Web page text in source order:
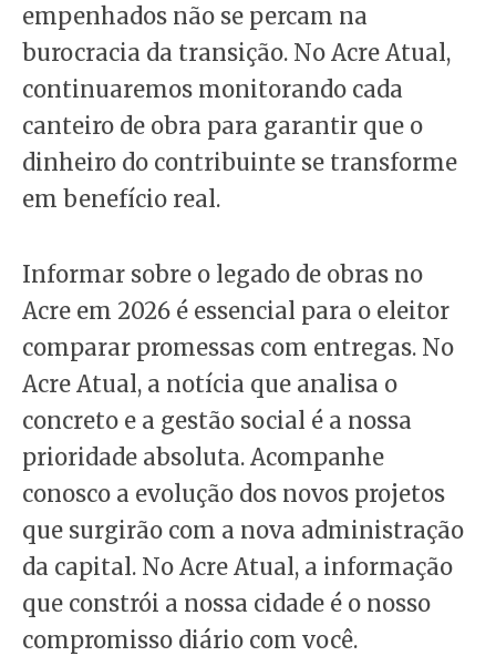
empenhados não se percam na
burocracia da transição. No Acre Atual,
continuaremos monitorando cada
canteiro de obra para garantir que o
dinheiro do contribuinte se transforme
em benefício real.
Informar sobre o legado de obras no
Acre em 2026 é essencial para o eleitor
comparar promessas com entregas. No
Acre Atual, a notícia que analisa o
concreto e a gestão social é a nossa
prioridade absoluta. Acompanhe
conosco a evolução dos novos projetos
que surgirão com a nova administração
da capital. No Acre Atual, a informação
que constrói a nossa cidade é o nosso
compromisso diário com você.